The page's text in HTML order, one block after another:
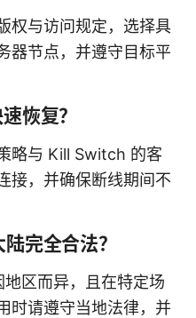
权与访问规定，选择具
器节点，并遵守目标平
恢复？
略与 Kill Switch 的客
接，并确保断线期间不
完全合法？
区而异，且在特定场
时请遵守当地法律，并